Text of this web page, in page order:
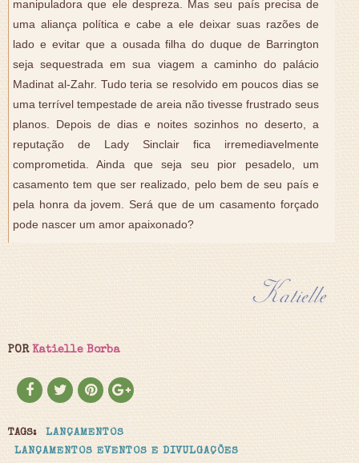
manipuladora que ele despreza. Mas seu país precisa de
uma aliança política e cabe a ele deixar suas razões de
lado e evitar que a ousada filha do duque de Barrington
seja sequestrada em sua viagem a caminho do palácio
Madinat al-Zahr. Tudo teria se resolvido em poucos dias se
uma terrível tempestade de areia não tivesse frustrado seus
planos. Depois de dias e noites sozinhos no deserto, a
reputação de Lady Sinclair fica irremediavelmente
comprometida. Ainda que seja seu pior pesadelo, um
casamento tem que ser realizado, pelo bem de seu país e
pela honra da jovem. Será que de um casamento forçado
pode nascer um amor apaixonado?
POR Katielle Borba
TAGS:
LANÇAMENTOS
LANÇAMENTOS EVENTOS E DIVULGAÇÕES